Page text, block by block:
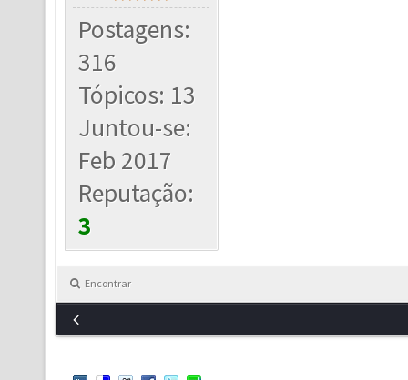
Postagens:
316
Tópicos: 13
Juntou-se:
Feb 2017
Reputação:
3
Encontrar